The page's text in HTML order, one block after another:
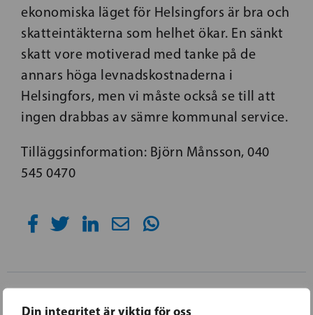
Din integritet är viktig för oss
ekonomiska läget för Helsingfors är bra och
skatteintäkterna som helhet ökar. En sänkt
skatt vore motiverad med tanke på de
annars höga levnadskostnaderna i
Helsingfors, men vi måste också se till att
ingen drabbas av sämre kommunal service.
Tilläggsinformation: Björn Månsson, 040
545 0470